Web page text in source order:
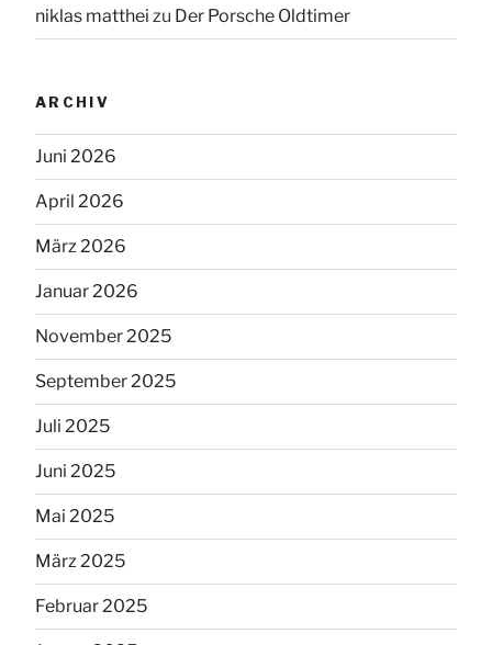
niklas matthei zu Der Porsche Oldtimer
ARCHIV
Juni 2026
April 2026
März 2026
Januar 2026
November 2025
September 2025
Juli 2025
Juni 2025
Mai 2025
März 2025
Februar 2025